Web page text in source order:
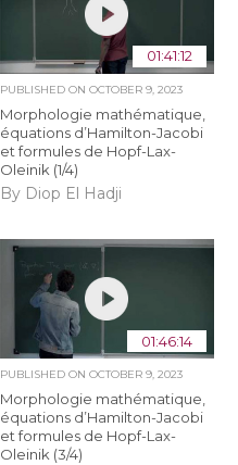
01:41:12
PUBLISHED ON OCTOBER 9, 2023
Morphologie mathématique,
équations d’Hamilton-Jacobi
et formules de Hopf-Lax-
Oleinik (1/4)
By Diop El Hadji
01:46:14
PUBLISHED ON OCTOBER 9, 2023
Morphologie mathématique,
équations d’Hamilton-Jacobi
et formules de Hopf-Lax-
Oleinik (3/4)